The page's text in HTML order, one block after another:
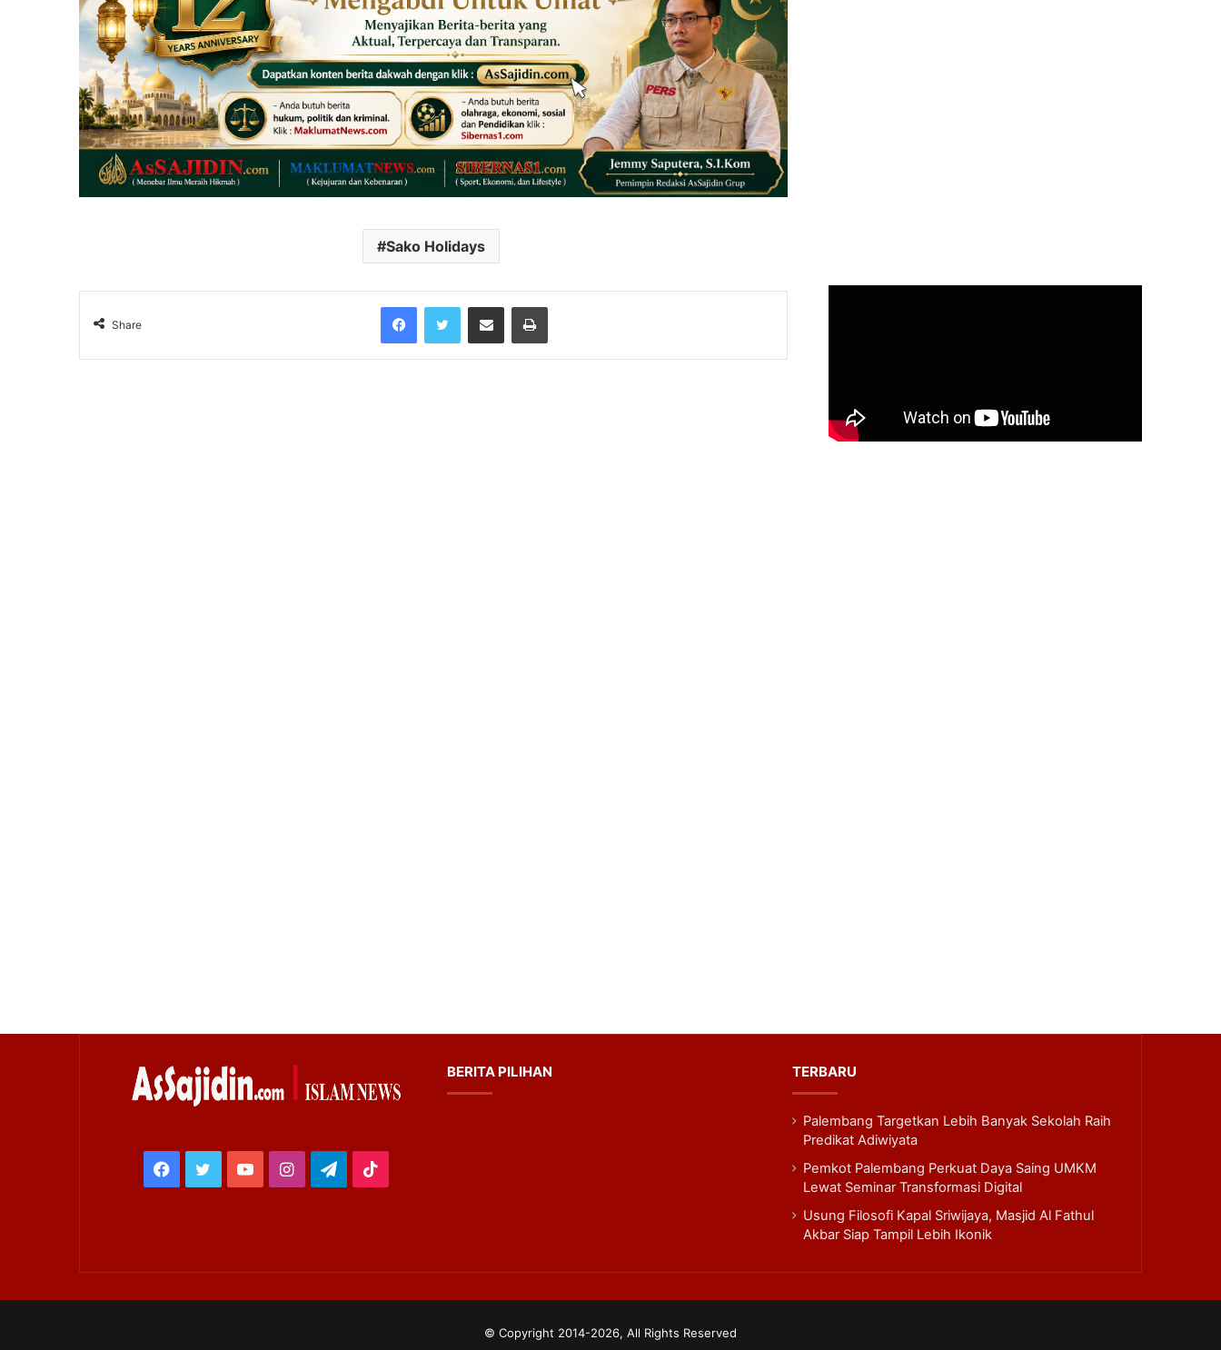
Sako Holidays
Share
FacebookTwitterShare via Email Print
Facebook
TwitterYouTubeInstagram
TelegramTikTok
BERITA PILIHAN TERBARU
Palembang Targetkan Lebih Banyak Sekolah Raih
Predikat Adiwiyata
Pemkot Palembang Perkuat Daya Saing UMKM
Lewat Seminar Transformasi Digital
Usung Filosofi Kapal Sriwijaya, Masjid Al Fathul
Akbar Siap Tampil Lebih Ikonik
© Copyright 2014-2026, All Rights Reserved